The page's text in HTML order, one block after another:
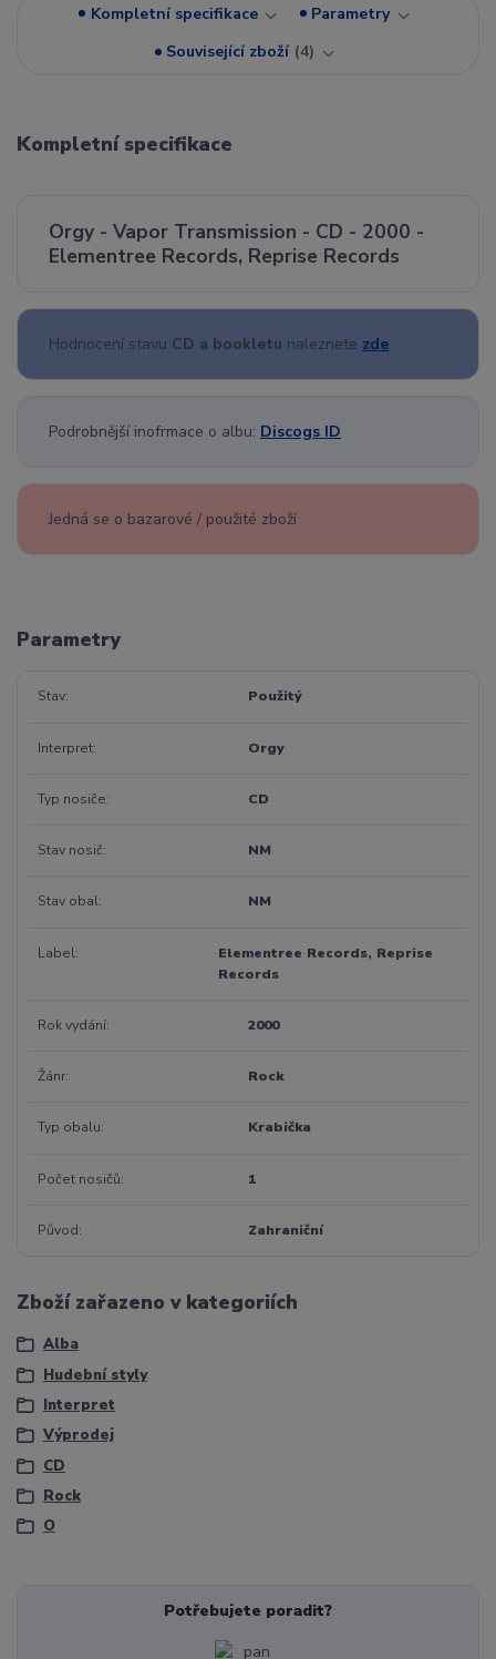
Kompletní specifikace
Parametry
Související zboží 4
Kompletní specifikace
Orgy - Vapor Transmission - CD - 2000 -
Elementree Records, Reprise Records
Hodnocení stavu CD a bookletu naleznete zde
Podrobnější inofrmace o albu: Discogs ID
Jedná se o bazarové / použité zboží
Parametry
Stav Použitý
Interpret Orgy
Typ nosiče CD
Stav nosič NM
Stav obal NM
Label
Elementree Records, Reprise
Records
Rok vydání 2000
Žánr Rock
Typ obalu Krabička
Počet nosičů 1
Původ Zahraniční
Zboží zařazeno v kategoriích
Alba
Hudební styly
Interpret
Výprodej
CD
Rock
O
Potřebujete poradit?